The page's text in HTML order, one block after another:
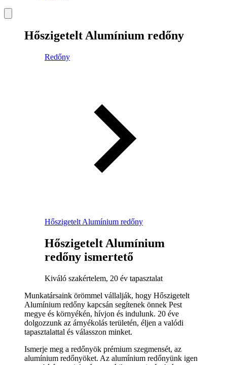
Hőszigetelt Alumínium redőny
Redőny
Hőszigetelt Alumínium redőny
Hőszigetelt Alumínium
redőny ismertető
Kiváló szakértelem, 20 év tapasztalat
Munkatársaink örömmel vállalják, hogy Hőszigetelt
Alumínium redőny kapcsán segítenek önnek Pest
megye és környékén, hívjon és indulunk. 20 éve
dolgozzunk az árnyékolás területén, éljen a valódi
tapasztalattal és válasszon minket.
Ismerje meg a redőnyök prémium szegmensét, az
alumínium redőnyöket. Az alumínium redőnyünk igen